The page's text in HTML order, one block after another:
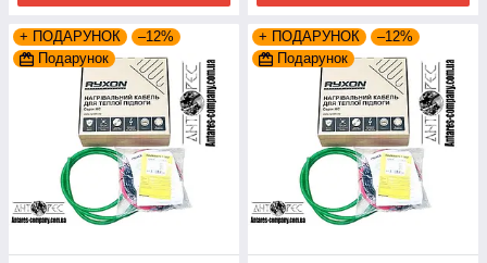
+ ПОДАРУНОК
–12%
Подарунок
+ ПОДАРУНОК
–12%
Подарунок